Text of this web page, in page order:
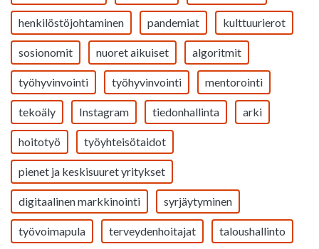
henkilöstöjohtaminen pandemiat kulttuurierot
sosionomit nuoret aikuiset algoritmit
työhyvinvointi työhyvinvointi mentorointi
tekoäly Instagram tiedonhallinta arki
hoitotyö työyhteisötaidot
pienet ja keskisuuret yritykset
digitaalinen markkinointi syrjäytyminen
työvoimapula terveydenhoitajat taloushallinto